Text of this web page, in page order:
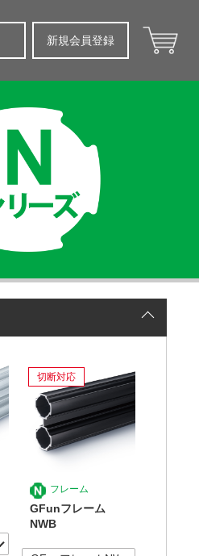
新規会員登録
切断対応
フレーム
GFunフレーム
NWB